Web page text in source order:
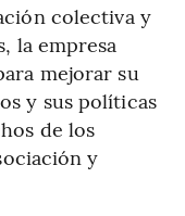
colectiva y
la empresa
mejorar su
y sus políticas
de los
y